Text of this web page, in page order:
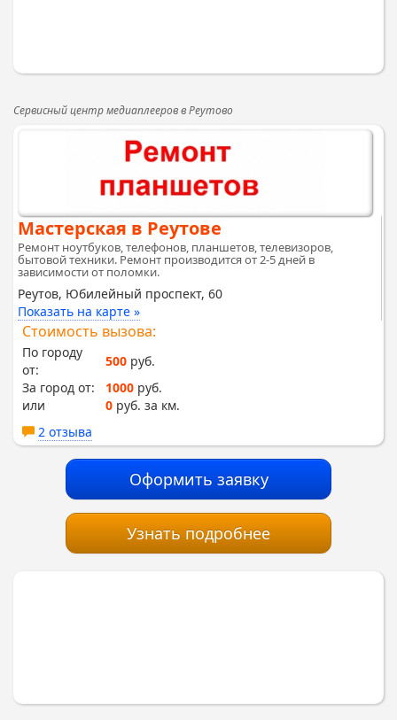
Сервисный центр медиаплееров в Реутово
Мастерская в Реутове
Ремонт ноутбуков, телефонов, планшетов, телевизоров,
бытовой техники. Ремонт производится от 2-5 дней в
зависимости от поломки.
Реутов, Юбилейный проспект, 60
Показать на карте »
Стоимость вызова:
По городу
от:
500 руб.
За город от:
1000 руб.
или
0 руб. за км.
2 отзыва
Оформить заявку
Узнать подробнее